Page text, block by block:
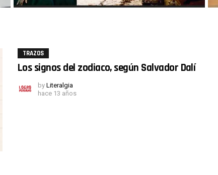
TRAZOS
Los signos del zodiaco, según Salvador Dalí
by Literalgia
hace 13 años